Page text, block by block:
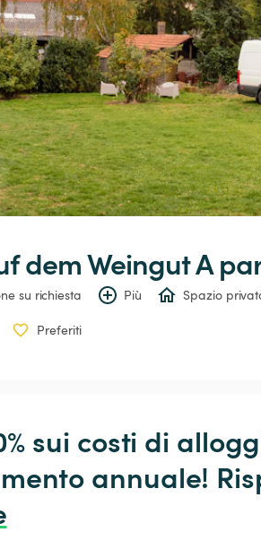
demWeingut A
su richiesta Più Spazio
Preferiti
sui costi di
annuale!